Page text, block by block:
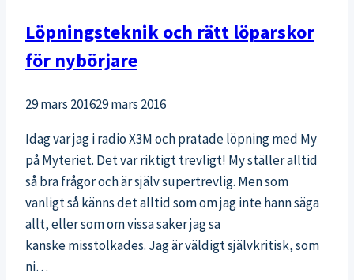
Löpningsteknik och rätt löparskor
för nybörjare
29 mars 201629 mars 2016
Idag var jag i radio X3M och pratade löpning med My
på Myteriet. Det var riktigt trevligt! My ställer alltid
så bra frågor och är själv supertrevlig. Men som
vanligt så känns det alltid som om jag inte hann säga
allt, eller som om vissa saker jag sa
kanske misstolkades. Jag är väldigt självkritisk, som
ni…